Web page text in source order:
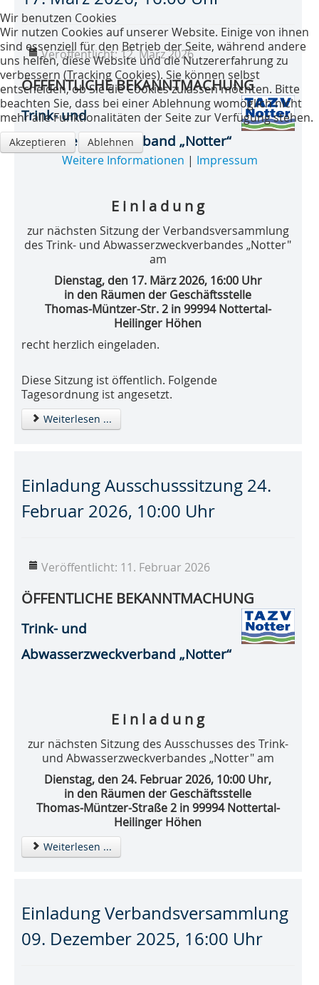
Veröffentlicht: 12. März 2026
ÖFFENTLICHE BEKANNTMACHUNG
Trink- und
Abwasserzweckverband „Notter“
E i n l a d u n g
zur nächsten Sitzung der Verbandsversammlung
des Trink- und Abwasserzweckverbandes „Notter"
am
Dienstag, den 17. März 2026, 16:00 Uhr
in den Räumen der Geschäftsstelle
Thomas-Müntzer-Str. 2 in 99994 Nottertal-
Heilinger Höhen
recht herzlich eingeladen.
Diese Sitzung ist öffentlich. Folgende
Tagesordnung ist angesetzt.
Weiterlesen ...
Einladung Ausschusssitzung 24.
Februar 2026, 10:00 Uhr
Veröffentlicht: 11. Februar 2026
ÖFFENTLICHE BEKANNTMACHUNG
Trink- und
Abwasserzweckverband „Notter“
E i n l a d u n g
zur nächsten Sitzung des Ausschusses des Trink-
und Abwasserzweckverbandes „Notter" am
Dienstag, den 24. Februar 2026, 10:00 Uhr,
in den Räumen der Geschäftsstelle
Thomas-Müntzer-Straße 2 in 99994 Nottertal-
Heilinger Höhen
Weiterlesen ...
Einladung Verbandsversammlung
09. Dezember 2025, 16:00 Uhr
Wir benutzen Cookies
Wir nutzen Cookies auf unserer Website. Einige von ihnen
sind essenziell für den Betrieb der Seite, während andere
uns helfen, diese Website und die Nutzererfahrung zu
verbessern (Tracking Cookies). Sie können selbst
entscheiden, ob Sie die Cookies zulassen möchten. Bitte
beachten Sie, dass bei einer Ablehnung womöglich nicht
mehr alle Funktionalitäten der Seite zur Verfügung stehen.
Akzeptieren Ablehnen
Weitere Informationen | Impressum